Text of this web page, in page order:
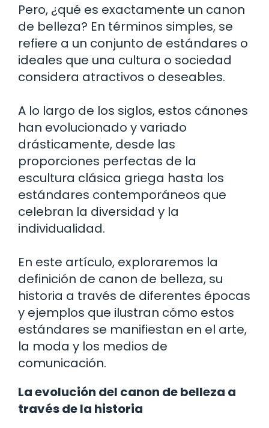
Pero, ¿qué es exactamente un canon
de belleza? En términos simples, se
refiere a un conjunto de estándares o
ideales que una cultura o sociedad
considera atractivos o deseables.
A lo largo de los siglos, estos cánones
han evolucionado y variado
drásticamente, desde las
proporciones perfectas de la
escultura clásica griega hasta los
estándares contemporáneos que
celebran la diversidad y la
individualidad.
En este artículo, exploraremos la
definición de canon de belleza, su
historia a través de diferentes épocas
y ejemplos que ilustran cómo estos
estándares se manifiestan en el arte,
la moda y los medios de
comunicación.
La evolución del canon de belleza a
través de la historia